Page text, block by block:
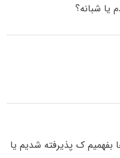
یا شبانه؟
ک پذیرفته شدیم یا